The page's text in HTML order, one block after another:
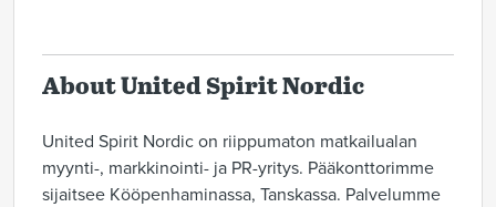
About United Spirit Nordic
United Spirit Nordic on riippumaton matkailualan
myynti-, markkinointi- ja PR-yritys. Pääkonttorimme
sijaitsee Kööpenhaminassa, Tanskassa. Palvelumme